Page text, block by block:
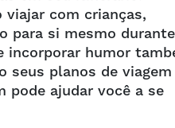
com crianças,
para si mesmo durante
incorporar humor
seus planos de viagem
pode ajudar você a se